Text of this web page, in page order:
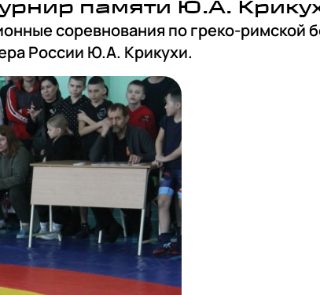
памяти Ю.А.
соревнования по греко-римской
России Ю.А. Крикухи.